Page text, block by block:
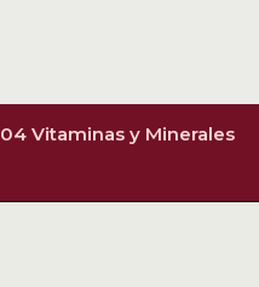
04 Vitaminas y Minerales